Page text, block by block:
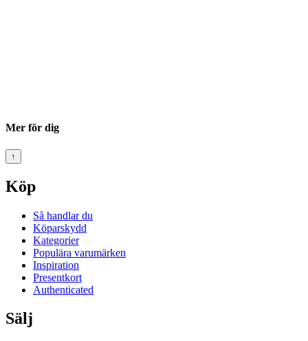
Mer för dig
↑
Köp
Så handlar du
Köparskydd
Kategorier
Populära varumärken
Inspiration
Presentkort
Authenticated
Sälj